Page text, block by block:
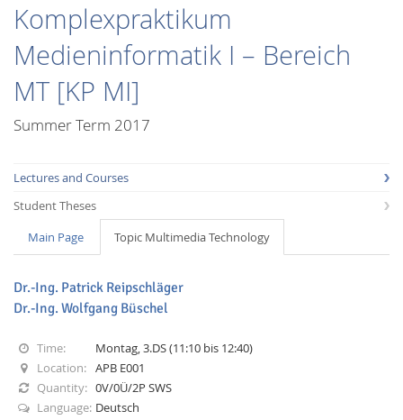
Komplexpraktikum
Medieninformatik I – Bereich
MT [KP MI]
Summer Term 2017
Lectures and Courses
Student Theses
Main Page
Topic Multimedia Technology
Dr.-Ing. Patrick Reipschläger
Dr.-Ing. Wolfgang Büschel
Time:
Montag, 3.DS (11:10 bis 12:40)
Location: APB E001
Quantity: 0V/0Ü/2P SWS
Language: Deutsch